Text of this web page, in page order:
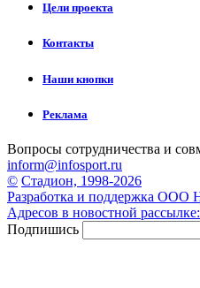
Цели проекта
Контакты
Наши кнопки
Реклама
Вопросы сотрудничества и
inform@infosport.ru
© Стадион, 1998-2026
Разработка и поддержка ООО
Адресов в новостной
Подпишись